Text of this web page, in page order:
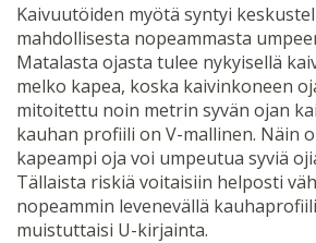
Kaivuutöiden myötä syntyi
mahdollisesta nopeammasta
Matalasta ojasta tulee nykyisellä
melko kapea, koska kaivinkoneen
mitoitettu noin metrin syvän ojan
kauhan profiili on V-mallinen. Näin
kapeampi oja voi umpeutua syviä
Tällaista riskiä voitaisiin helposti
nopeammin levenevällä
muistuttaisi U-kirjainta.